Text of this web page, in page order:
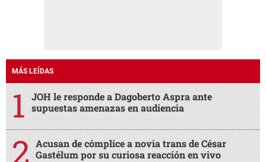
MÁS LEÍDAS
JOH le responde a Dagoberto Aspra ante
supuestas amenazas en audiencia
Acusan de cómplice a novia trans de César
Gastélum por su curiosa reacción en vivo